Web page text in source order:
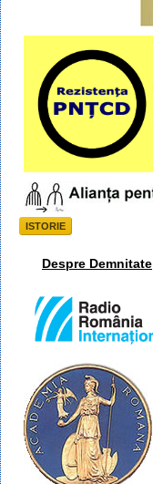
ISTORIE
Despre Demnitate